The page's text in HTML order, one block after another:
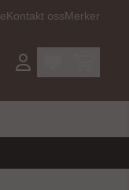
Kontakt ossMerker